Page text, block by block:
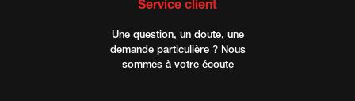
Service client
Une question, un doute, une
demande particulière ? Nous
sommes à votre écoute